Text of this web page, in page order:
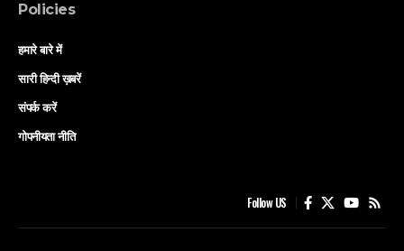
Policies
हमारे बारे में
सारी हिन्दी ख़बरें
संपर्क करें
गोपनीयता नीति
Follow US